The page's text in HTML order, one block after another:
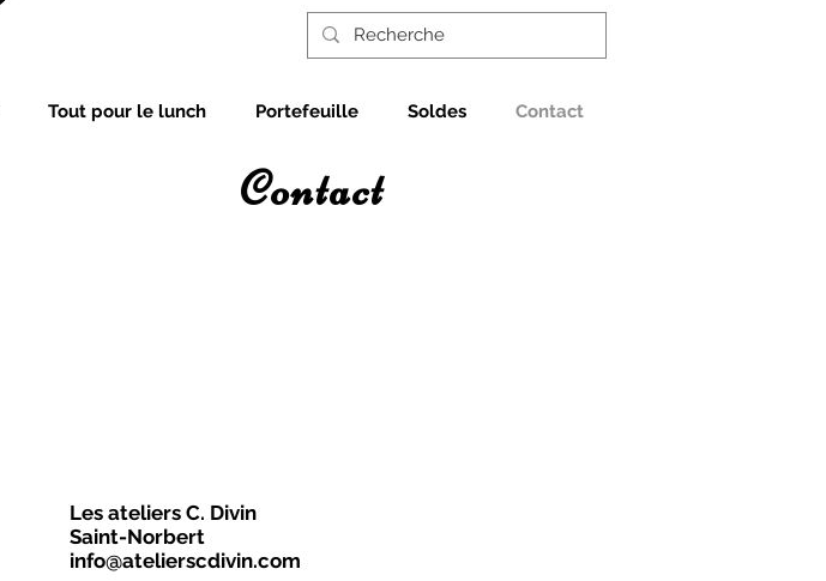
Tout pour le lunch Portefeuille Soldes Contact
Contact
Les ateliers C. Divin
Saint-Norbert
info@atelierscdivin.com